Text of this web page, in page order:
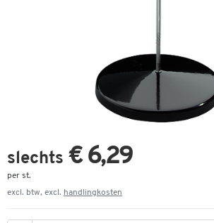
slechts € 6,29
per st.
excl. btw, excl. handlingkosten